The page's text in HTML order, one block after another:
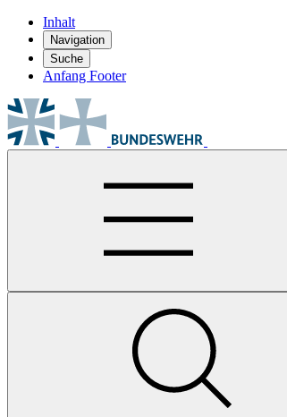
Inhalt
Navigation
Suche
Anfang Footer